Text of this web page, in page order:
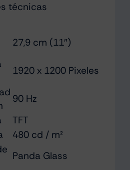
técnicas
27,9 cm (11″)
1920 x 1200 Pixeles
90 Hz
TFT
480 cd / m²
Panda Glass